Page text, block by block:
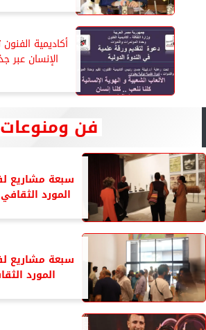
أكاديمية
الإنسان عبر
فن ومنوعات
سبعة مشاريع
المورد
سبعة مشاريع
المورد